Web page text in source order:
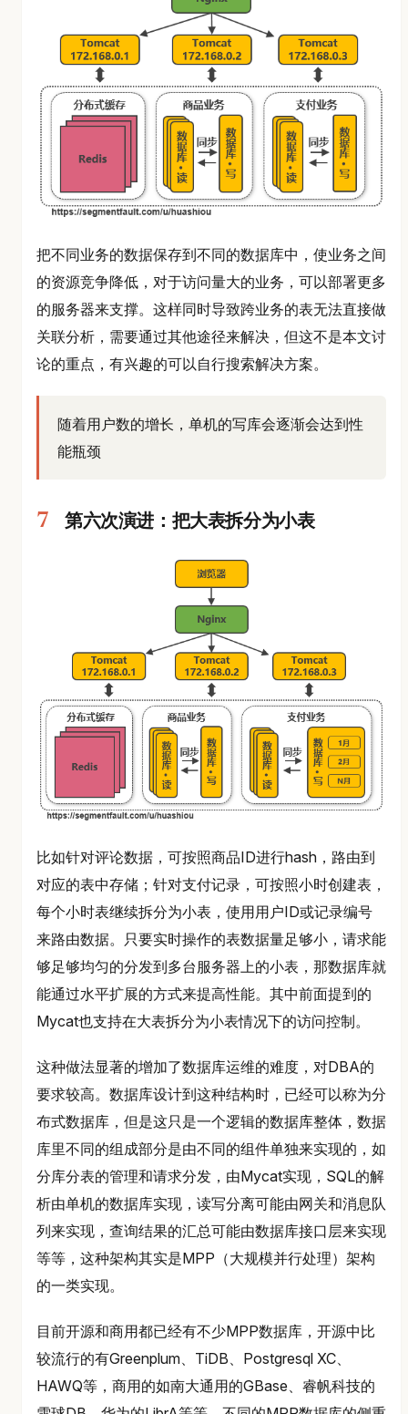
把不同业务的数据保存到不同的数据库中，使业务之间
的资源竞争降低，对于访问量大的业务，可以部署更多
的服务器来支撑。这样同时导致跨业务的表无法直接做
关联分析，需要通过其他途径来解决，但这不是本文讨
论的重点，有兴趣的可以自行搜索解决方案。
随着用户数的增长，单机的写库会逐渐会达到性
能瓶颈
第六次演进：把大表拆分为小表
比如针对评论数据，可按照商品ID进行hash，路由到
对应的表中存储；针对支付记录，可按照小时创建表，
每个小时表继续拆分为小表，使用用户ID或记录编号
来路由数据。只要实时操作的表数据量足够小，请求能
够足够均匀的分发到多台服务器上的小表，那数据库就
能通过水平扩展的方式来提高性能。其中前面提到的
Mycat也支持在大表拆分为小表情况下的访问控制。
这种做法显著的增加了数据库运维的难度，对DBA的
要求较高。数据库设计到这种结构时，已经可以称为分
布式数据库，但是这只是一个逻辑的数据库整体，数据
库里不同的组成部分是由不同的组件单独来实现的，如
分库分表的管理和请求分发，由Mycat实现，SQL的解
析由单机的数据库实现，读写分离可能由网关和消息队
列来实现，查询结果的汇总可能由数据库接口层来实现
等等，这种架构其实是MPP（大规模并行处理）架构
的一类实现。
目前开源和商用都已经有不少MPP数据库，开源中比
较流行的有Greenplum、TiDB、Postgresql XC、
HAWQ等，商用的如南大通用的GBase、睿帆科技的